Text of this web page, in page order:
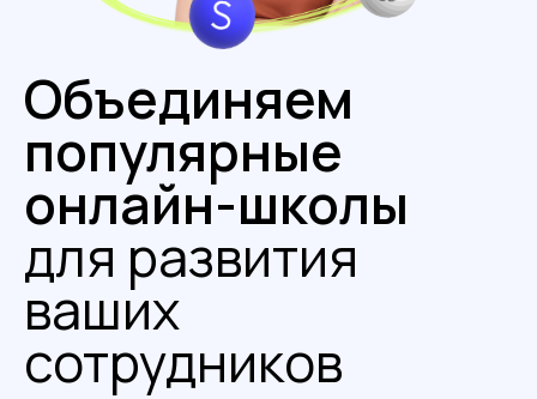
Объединяем
популярные
онлайн-школы
для развития
ваших
сотрудников